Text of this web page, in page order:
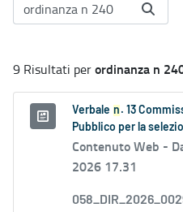
9 Risultati perordinanza n
Verbale n . 13
Pubblico per la
Contenuto Web -
2026 17.31